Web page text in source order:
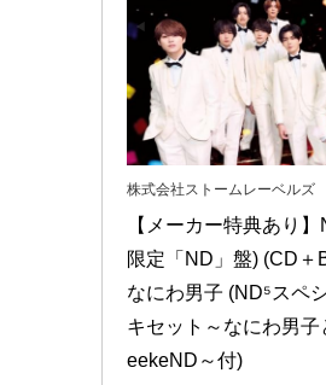
株式会社ストームレーベルズ
【メーカー特典あり】
限定「ND」盤) (CD＋
なにわ男子 (ND⁵スペ
キセット～なにわ男子
eekeND～付)